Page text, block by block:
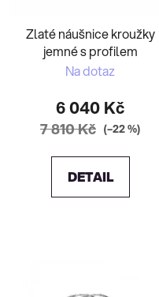
Zlaté náušnice kroužky
jemné s profilem
Na dotaz
6 040 Kč
7 810 Kč (–22 %)
DETAIL